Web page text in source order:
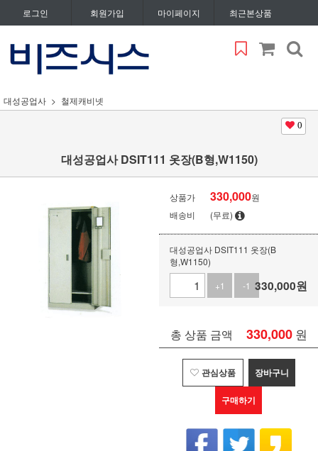
로그인 회원가입 마이페이지 최근본상품
대성공업사 철제캐비넷
0
대성공업사 DSIT111 옷장(B형,W1150)
상품가 330,000원
배송비
(무료)
대성공업사 DSIT111 옷장(B
형,W1150)
+1
-1 330,000원
총 상품 금액 330,000 원
관심상품 장바구니
구매하기